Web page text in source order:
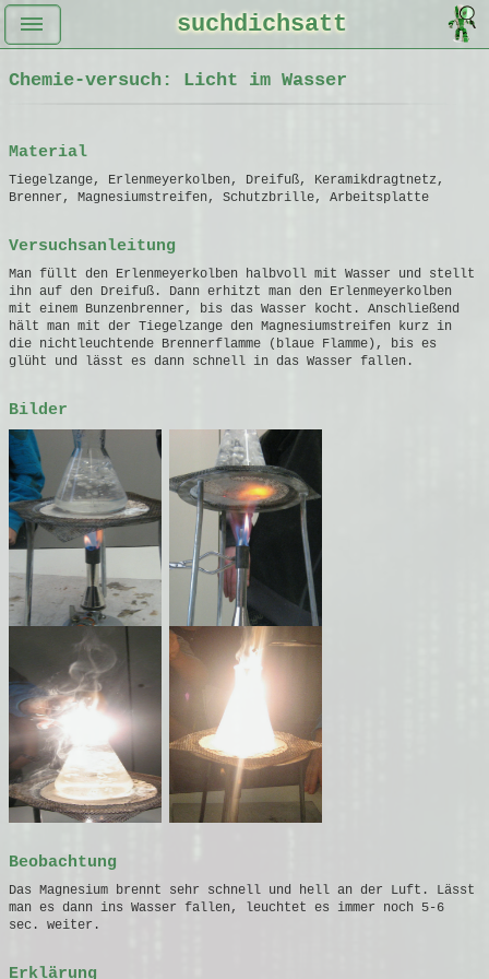
suchdichsatt
Chemie-versuch: Licht im Wasser
Material
Tiegelzange, Erlenmeyerkolben, Dreifuß, Keramikdragtnetz,
Brenner, Magnesiumstreifen, Schutzbrille, Arbeitsplatte
Versuchsanleitung
Man füllt den Erlenmeyerkolben halbvoll mit Wasser und stellt
ihn auf den Dreifuß. Dann erhitzt man den Erlenmeyerkolben
mit einem Bunzenbrenner, bis das Wasser kocht. Anschließend
hält man mit der Tiegelzange den Magnesiumstreifen kurz in
die nichtleuchtende Brennerflamme (blaue Flamme), bis es
glüht und lässt es dann schnell in das Wasser fallen.
Bilder
Beobachtung
Das Magnesium brennt sehr schnell und hell an der Luft. Lässt
man es dann ins Wasser fallen, leuchtet es immer noch 5-6
sec. weiter.
Erklärung